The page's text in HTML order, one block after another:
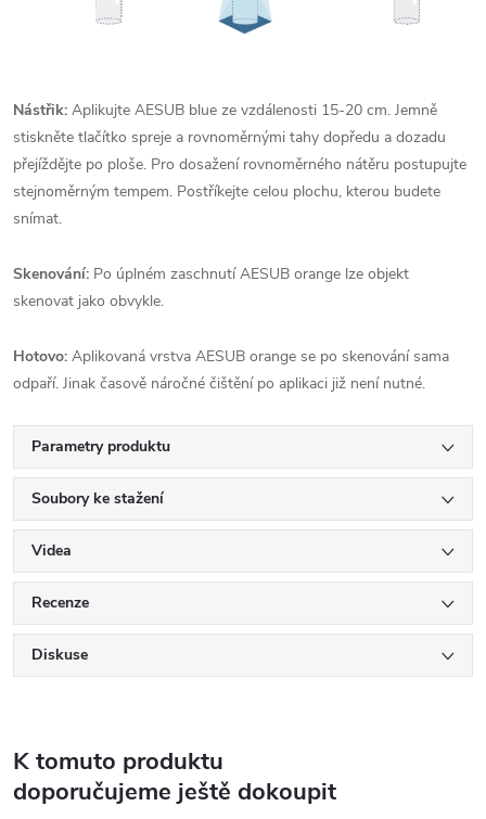
Nástřik: Aplikujte AESUB blue ze vzdálenosti 15-20 cm. Jemně
stiskněte tlačítko spreje a rovnoměrnými tahy dopředu a dozadu
přejíždějte po ploše. Pro dosažení rovnoměrného nátěru postupujte
stejnoměrným tempem. Postříkejte celou plochu, kterou budete
snímat.
Skenování: Po úplném zaschnutí AESUB orange lze objekt
skenovat jako obvykle.
Hotovo: Aplikovaná vrstva AESUB orange se po skenování sama
odpaří. Jinak časově náročné čištění po aplikaci již není nutné.
Parametry produktu
Soubory ke stažení
Videa
Recenze
Diskuse
K tomuto produktu
doporučujeme ještě dokoupit